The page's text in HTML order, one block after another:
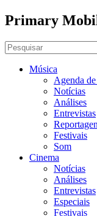
Primary
Música
Agenda
Notícias
Análises
Entrevistas
Festivais
Som
Cinema
Notícias
Análises
Entrevistas
Especiais
Festivais